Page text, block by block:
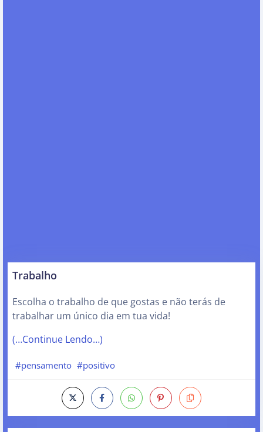
Trabalho
Escolha o trabalho de que gostas e não terás de
trabalhar um único dia em tua vida!
(…Continue Lendo…)
#pensamento #positivo